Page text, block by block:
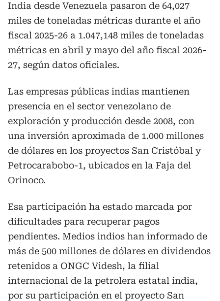
India desde Venezuela pasaron de 64,027
miles de toneladas métricas durante el año
fiscal 2025-26 a 1.047,148 miles de toneladas
métricas en abril y mayo del año fiscal 2026-
27, según datos oficiales.
Las empresas públicas indias mantienen
presencia en el sector venezolano de
exploración y producción desde 2008, con
una inversión aproximada de 1.000 millones
de dólares en los proyectos San Cristóbal y
Petrocarabobo-1, ubicados en la Faja del
Orinoco.
Esa participación ha estado marcada por
dificultades para recuperar pagos
pendientes. Medios indios han informado de
más de 500 millones de dólares en dividendos
retenidos a ONGC Videsh, la filial
internacional de la petrolera estatal india,
por su participación en el proyecto San